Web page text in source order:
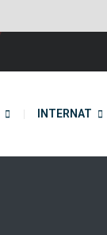
INTERNAT